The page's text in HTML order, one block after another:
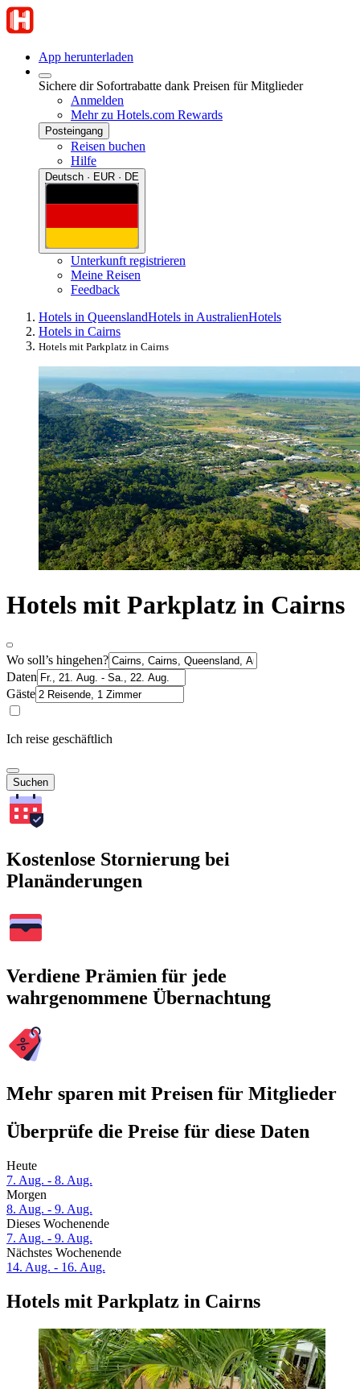
App herunterladen
Sichere dir Sofortrabatte dank Preisen für Mitglieder
Anmelden
Mehr zu Hotels.com Rewards
Posteingang
Reisen buchen
Hilfe
Deutsch · EUR · DE
Unterkunft registrieren
Meine Reisen
Feedback
Hotels in QueenslandHotels in AustralienHotels
Hotels in Cairns
Hotels mit Parkplatz in Cairns
Hotels mit Parkplatz in Cairns
Wo soll’s hingehen?
Daten
Gäste
Ich reise geschäftlich
Suchen
Kostenlose Stornierung bei
Planänderungen
Verdiene Prämien für jede
wahrgenommene Übernachtung
Mehr sparen mit Preisen für Mitglieder
Überprüfe die Preise für diese Daten
Heute
7. Aug. - 8. Aug.
Morgen
8. Aug. - 9. Aug.
Dieses Wochenende
7. Aug. - 9. Aug.
Nächstes Wochenende
14. Aug. - 16. Aug.
Hotels mit Parkplatz in Cairns